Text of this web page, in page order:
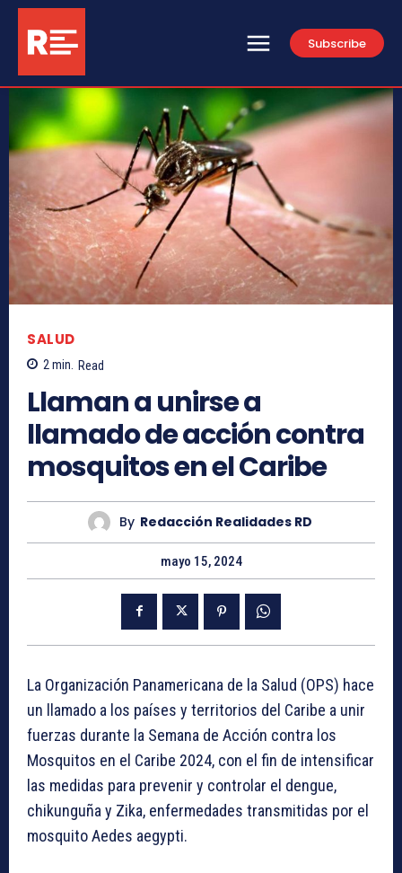
Subscribe
SALUD
2min. Read
Llaman a unirse a
llamado de acción contra
mosquitos en el Caribe
By Redacción Realidades RD
mayo 15, 2024
La Organización Panamericana de la Salud (OPS) hace
un llamado a los países y territorios del Caribe a unir
fuerzas durante la Semana de Acción contra los
Mosquitos en el Caribe 2024, con el fin de intensificar
las medidas para prevenir y controlar el dengue,
chikunguña y Zika, enfermedades transmitidas por el
mosquito Aedes aegypti.